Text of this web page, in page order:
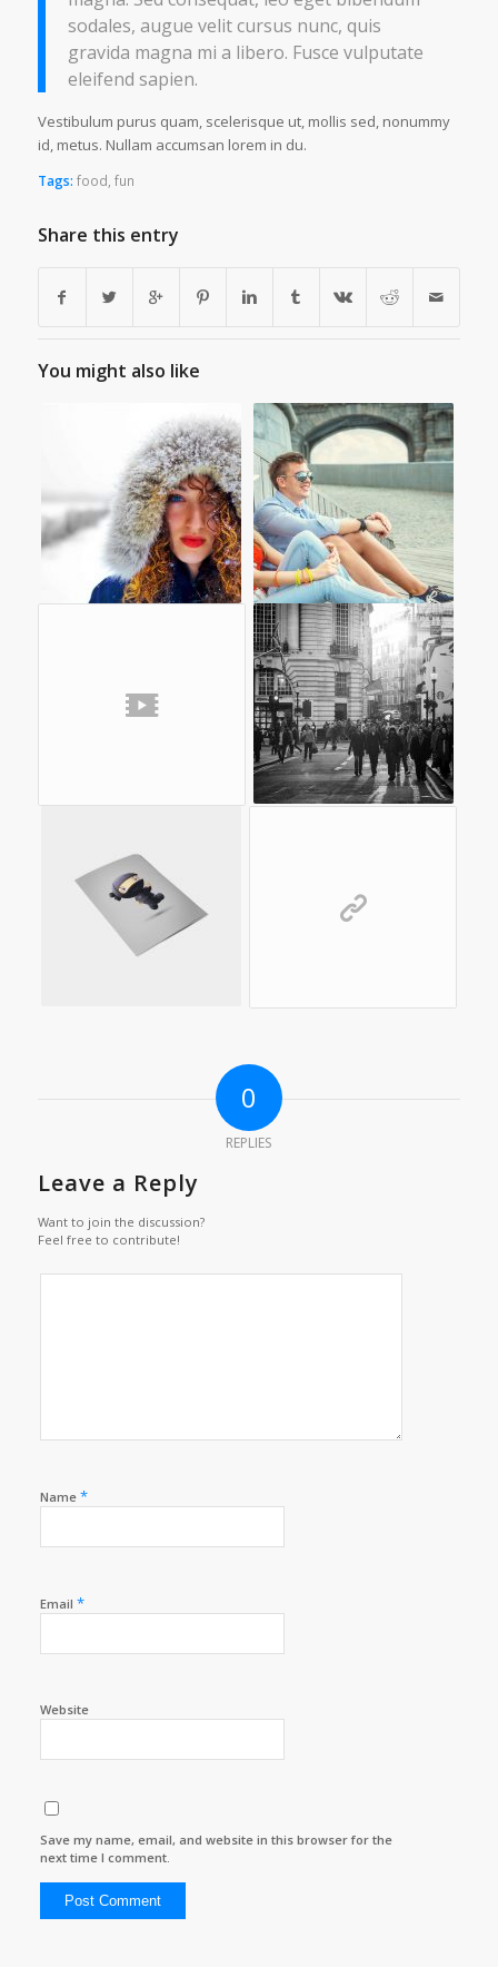
sodales, augue velit cursus nunc, quis
gravida magna mi a libero. Fusce vulputate
eleifend sapien.
Vestibulum purus quam, scelerisque ut, mollis sed, nonummy
id, metus. Nullam accumsan lorem in du.
Tags: food fun
Share this entry
You might also like
0
REPLIES
Leave a Reply
Want to join the discussion?
Feel free to contribute!
Name *
Email *
Website
Save my name, email, and website in this browser for the
next time I comment.